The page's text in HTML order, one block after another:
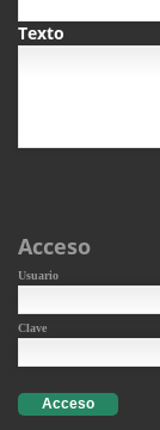
Texto
Acceso
Usuario
Clave
Acceso